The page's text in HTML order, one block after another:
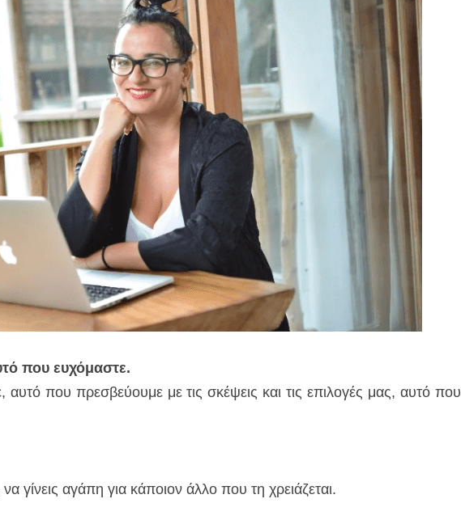
που ευχόμαστε.
αυτό που πρεσβεύουμε με τις σκέψεις και τις επιλογές μας, αυτό που
γίνεις αγάπη για κάποιον άλλο που τη χρειάζεται.